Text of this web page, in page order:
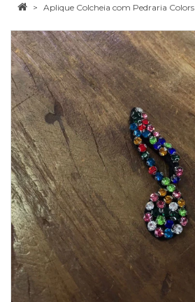
Aplique Colcheia com Pedraria Colors